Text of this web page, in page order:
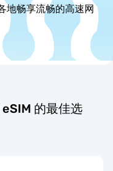
地畅享流畅的高速网
的最佳选